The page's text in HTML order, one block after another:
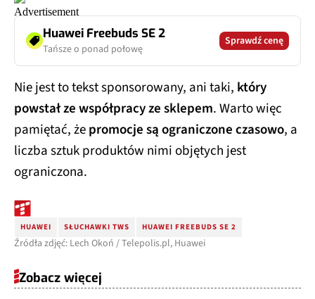
Huawei Freebuds SE 2
Tańsze o ponad połowę
Sprawdź cenę
Nie jest to tekst sponsorowany, ani taki, który
powstał ze współpracy ze sklepem. Warto więc
pamiętać, żepromocje są ograniczone czasowo, a
liczba sztuk produktów nimi objętych jest
ograniczona.
HUAWEI SŁUCHAWKI TWS HUAWEI FREEBUDS SE 2
Źródła zdjęć: Lech Okoń / Telepolis.pl, Huawei
Zobacz więcej